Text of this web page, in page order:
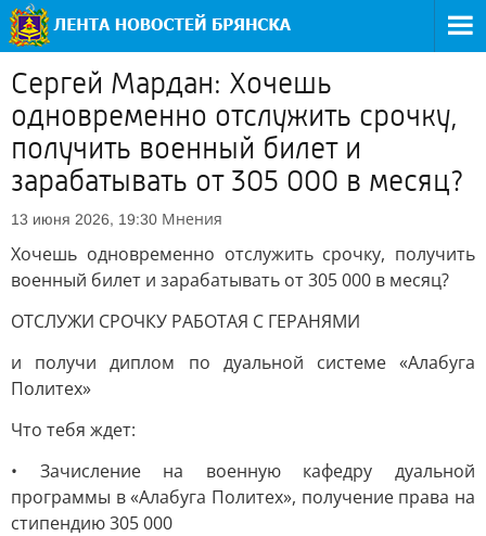
Сергей Мардан: Хочешь
одновременно отслужить срочку,
получить военный билет и
зарабатывать от 305 000 в месяц?
13 июня 2026, 19:30 Мнения
Хочешь одновременно отслужить срочку, получить
военный билет и зарабатывать от 305 000 в месяц?
ОТСЛУЖИ СРОЧКУ РАБОТАЯ С ГЕРАНЯМИ
и получи диплом по дуальной системе «Алабуга
Политех»
Что тебя ждет:
• Зачисление на военную кафедру дуальной
программы в «Алабуга Политех», получение права на
стипендию 305 000